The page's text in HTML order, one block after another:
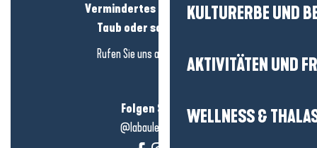
KULTURERBE UND
AKTIVITÄTEN UND
WELLNESS &
Vermindertes Hörvermögen?
Taub oder schwerhörig?
Rufen Sie uns an in
hier klicken
Folgen Sie uns!
@labauleguérande